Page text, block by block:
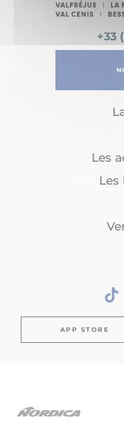
+33
Les
APP STORE